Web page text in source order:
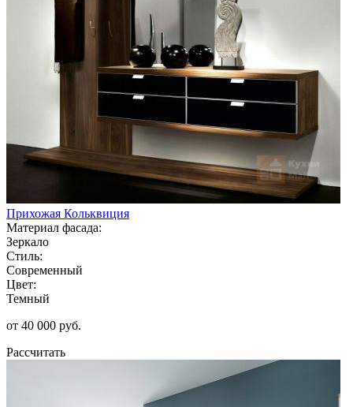
Прихожая Кольквиция
Материал фасада:
Зеркало
Стиль:
Современный
Цвет:
Темный
от 40 000 руб.
Рассчитать